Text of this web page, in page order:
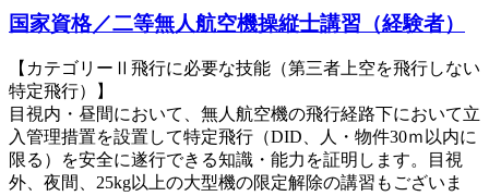
国家資格／二等無人航空機操縦士講習（経験者）
【カテゴリーⅡ飛行に必要な技能（第三者上空を飛行しない
特定飛行）】
目視内・昼間において、無人航空機の飛行経路下において立
入管理措置を設置して特定飛行（DID、人・物件30ｍ以内に
限る）を安全に遂行できる知識・能力を証明します。目視
外、夜間、25kg以上の大型機の限定解除の講習もございま